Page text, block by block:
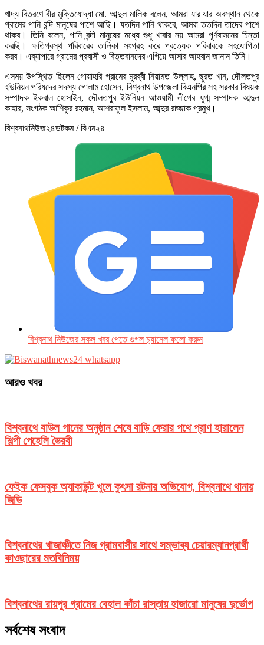
খাদ্য বিতরণে বীর মুক্তিযোদ্ধা মো. আব্দুল মালিক বলেন, আমরা যার যার অবস্থান থেকে
গ্রামের পানি বন্দি মানুষের পাশে আছি। যতদিন পানি থাকবে, আমরা ততদিন তাদের পাশে
থাকব। তিনি বলেন, পানি বন্দী মানুষের মধ্যে শুধু খাবার নয় আমরা পূর্ণবাসনের চিন্তা
করছি। ক্ষতিগ্রস্থ পরিবারের তালিকা সংগ্রহ করে প্রত্যেক পরিবারকে সহযোগিতা
করব। এব্যাপারে গ্রামের প্রবাসী ও বিত্তবানদের এগিয়ে আসার আহবান জানান তিনি।
এসময় উপস্থিত ছিলেন গোয়াহরি গ্রামের মুরব্বী নিয়ামত উল্লাহ, ছুরত খান, দৌলতপুর
ইউনিয়ন পরিষদের সদস্য গোলাম হোসেন, বিশ্বনাথ উপজেলা বিএনপির সহ সরকার বিষয়ক
সম্পাদক ইকবাল হোসাইন, দৌলতপুর ইউনিয়ন আওয়ামী লীগের যুগ্ম সম্পাদক আব্দুল
কাহার, সংগঠক আশিকুর রহমান, আশরাফুল ইসলাম, আব্দুর রাজ্জাক প্রমুখ।
বিশ্বনাথনিউজ২৪ডটকম / বিএন২৪
বিশ্বনাথ নিউজের সকল খবর পেতে গুগল চ‌্যানেল ফলো করুন
আরও খবর
বিশ্বনাথে বাউল গানের অনুষ্ঠান শেষে বাড়ি ফেরার পথে প্রাণ হারালেন
শিল্পী পেহেলি ভৈরবী
ফেইক ফেসবুক অ্যাকাউন্ট খুলে কুৎসা রটনার অভিযোগ, বিশ্বনাথে থানায়
জিডি
বিশ্বনাথের খাজাঞ্চীতে নিজ গ্রামবাসীর সাথে সম্ভাব্য চেয়ারম্যানপ্রার্থী
কাওছারের মতবিনিময়
বিশ্বনাথের রায়পুর গ্রামের বেহাল কাঁচা রাস্তায় হাজারো মানুষের দুর্ভোগ
সর্বশেষ সংবাদ